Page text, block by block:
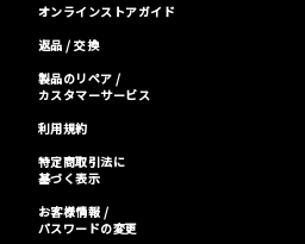
オンラインストアガイド
返品 / 交換
製品のリペア /
カスタマーサービス
利用規約
特定商取引法に
基づく表示
お客様情報 /
パスワードの変更